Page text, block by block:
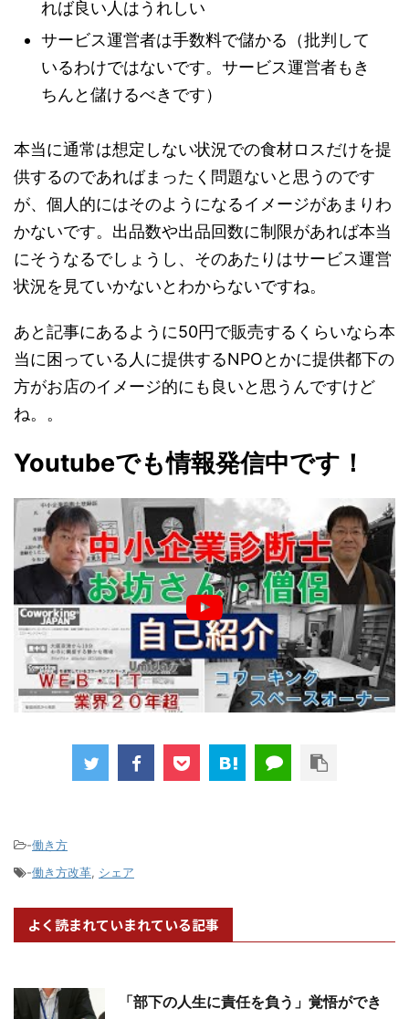
れば良い人はうれしい
サービス運営者は手数料で儲かる（批判して
いるわけではないです。サービス運営者もき
ちんと儲けるべきです）
本当に通常は想定しない状況での食材ロスだけを提
供するのであればまったく問題ないと思うのです
が、個人的にはそのようになるイメージがあまりわ
かないです。出品数や出品回数に制限があれば本当
にそうなるでしょうし、そのあたりはサービス運営
状況を見ていかないとわからないですね。
あと記事にあるように50円で販売するくらいなら本
当に困っている人に提供するNPOとかに提供都下の
方がお店のイメージ的にも良いと思うんですけど
ね。。
Youtubeでも情報発信中です！
-働き方
-働き方改革, シェア
よく読まれていまれている記事
「部下の人生に責任を負う」覚悟ができ